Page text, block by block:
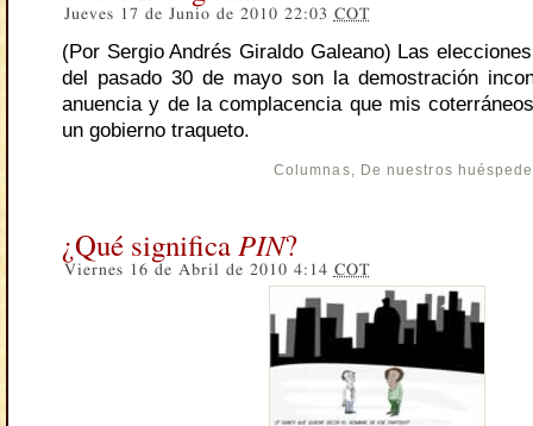
Jueves 17 de Junio de 2010 22:03 COT
(Por Sergio Andrés Giraldo Galeano) Las
del pasado 30 de mayo son la demostración
anuencia y de la complacencia que mis
un gobierno traqueto.
Columnas, De nuestros
¿Qué significaPIN?
Viernes 16 de Abril de 2010 4:14 COT